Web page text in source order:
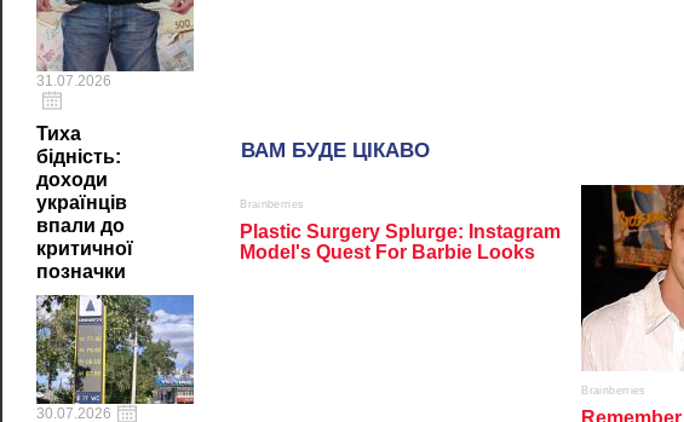
31.07.2026
Тиха
бідність:
доходи
українців
впали до
критичної
позначки
30.07.2026